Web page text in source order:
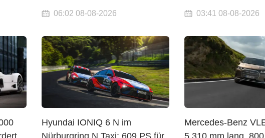
06:02 08-08-2026 03:41 08-08-2026
Hyundai IONIQ 6 N im
Mercedes-Benz